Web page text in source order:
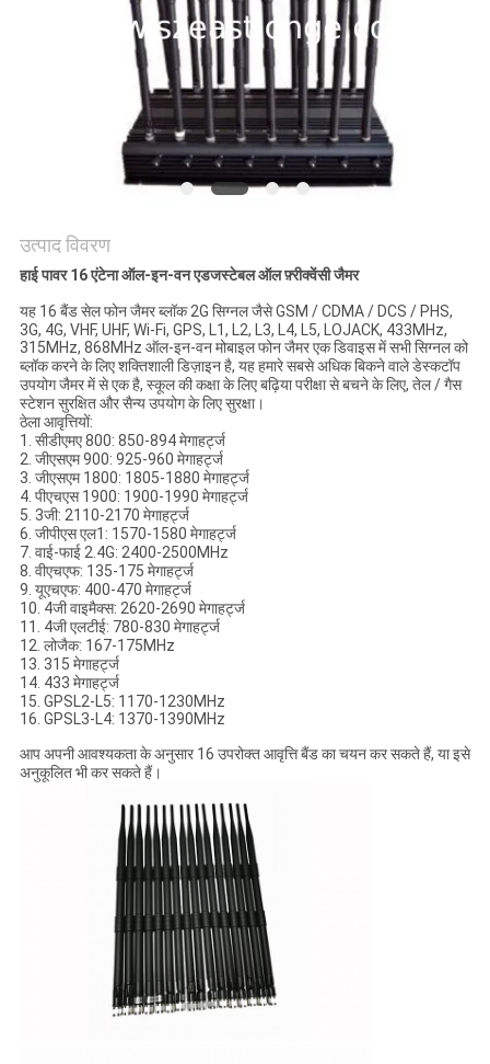
साइटमैप
PRIVACY
POLICY
उत्पाद विवरण
हाई पावर 16 एंटेना ऑल-इन-वन एडजस्टेबल ऑल फ़्रीक्वेंसी जैमर
यह 16 बैंड सेल फोन जैमर ब्लॉक 2G सिग्नल जैसे GSM / CDMA / DCS / PHS,
3G, 4G, VHF, UHF, Wi-Fi, GPS, L1, L2, L3, L4, L5, LOJACK, 433MHz,
315MHz, 868MHz ऑल-इन-वन मोबाइल फोन जैमर एक डिवाइस में सभी सिग्नल को
ब्लॉक करने के लिए शक्तिशाली डिज़ाइन है, यह हमारे सबसे अधिक बिकने वाले डेस्कटॉप
उपयोग जैमर में से एक है, स्कूल की कक्षा के लिए बढ़िया परीक्षा से बचने के लिए, तेल / गैस
स्टेशन सुरक्षित और सैन्य उपयोग के लिए सुरक्षा।
ठेला आवृत्तियों:
1. सीडीएमए 800: 850-894 मेगाहर्ट्ज
2. जीएसएम 900: 925-960 मेगाहर्ट्ज
3. जीएसएम 1800: 1805-1880 मेगाहर्ट्ज
4. पीएचएस 1900: 1900-1990 मेगाहर्ट्ज
5. 3जी: 2110-2170 मेगाहर्ट्ज
6. जीपीएस एल1: 1570-1580 मेगाहर्ट्ज
7. वाई-फाई 2.4G: 2400-2500MHz
8. वीएचएफ: 135-175 मेगाहर्ट्ज
9. यूएचएफ: 400-470 मेगाहर्ट्ज
10. 4जी वाइमैक्स: 2620-2690 मेगाहर्ट्ज
11. 4जी एलटीई: 780-830 मेगाहर्ट्ज
12. लोजैक: 167-175MHz
13. 315 मेगाहर्ट्ज
14. 433 मेगाहर्ट्ज
15. GPSL2-L5: 1170-1230MHz
16. GPSL3-L4: 1370-1390MHz
आप अपनी आवश्यकता के अनुसार 16 उपरोक्त आवृत्ति बैंड का चयन कर सकते हैं, या इसे
अनुकूलित भी कर सकते हैं।